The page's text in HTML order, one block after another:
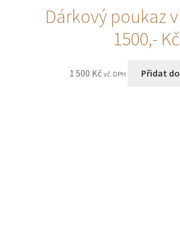
Dárkový poukaz
1500,- Kč
1 500 Kč vč. DPH Přidat